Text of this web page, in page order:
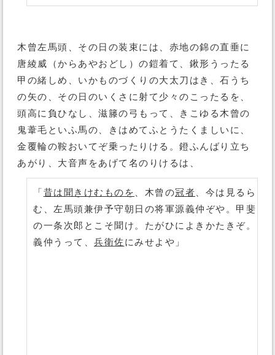
木曾左馬頭、その日の装束には、赤地の錦の直垂に
唐綾威（からあやおどし）の鎧着て、鍬形うったる
甲の緒しめ、いかものづくりの大太刀はき、石うち
の矢の、その日のいくさに射て少々のこったるを、
頭高に負ひなし、滋籐の弓もって、きこゆる木曾の
鬼葦毛といふ馬の、きはめてふとうたくましいに、
金覆輪の鞍おいてぞ乗ったりける。鐙ふんばり立ち
あがり、大音声をあげて名のりけるは、
「 昔は聞きけむものを 、木曾の冠者 、今は見るら
む、左馬頭兼伊予守朝日の将軍源義仲ぞや。甲斐
の一条次郎とこそ聞け。たがひによきかたきぞ。
義仲うって、 兵衛佐にみせよや」